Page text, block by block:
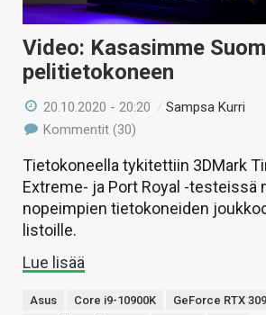
Video: Kasasimme
pelitietokoneen
20.10.2020 - 20:20 /Sampsa Kurri
Kommentit (30)
Tietokoneella tykitettiin 3DMark
Extreme- ja Port Royal -testeissä
nopeimpien tietokoneiden
listoille.
Lue lisää
Asus Core i9-10900K
GeForce RTX